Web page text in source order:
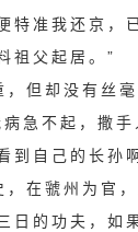
特准我还京，
祖父起居。”
但却没有丝毫
急不起，撒
到自己的长孙
在虢州为官，
日的功夫，如